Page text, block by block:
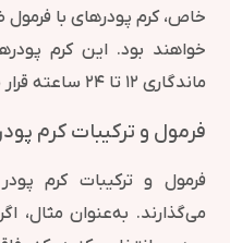
خاص، کرم پودرهای با
خواهند بود. این کرم
ماندگاری ۱۲ تا ۲۴ ساعته قرار می‌گیرند.
فرمول و ترکیبات کرم پودر
فرمول و ترکیبات کرم
می‌گذارند. به‌عنوان مثال،